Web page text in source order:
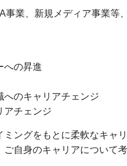
事業、新規メディア事業等
への昇進
へのキャリアチェンジ
アチェンジ
ングをもとに柔軟なキャ
自身のキャリアについて